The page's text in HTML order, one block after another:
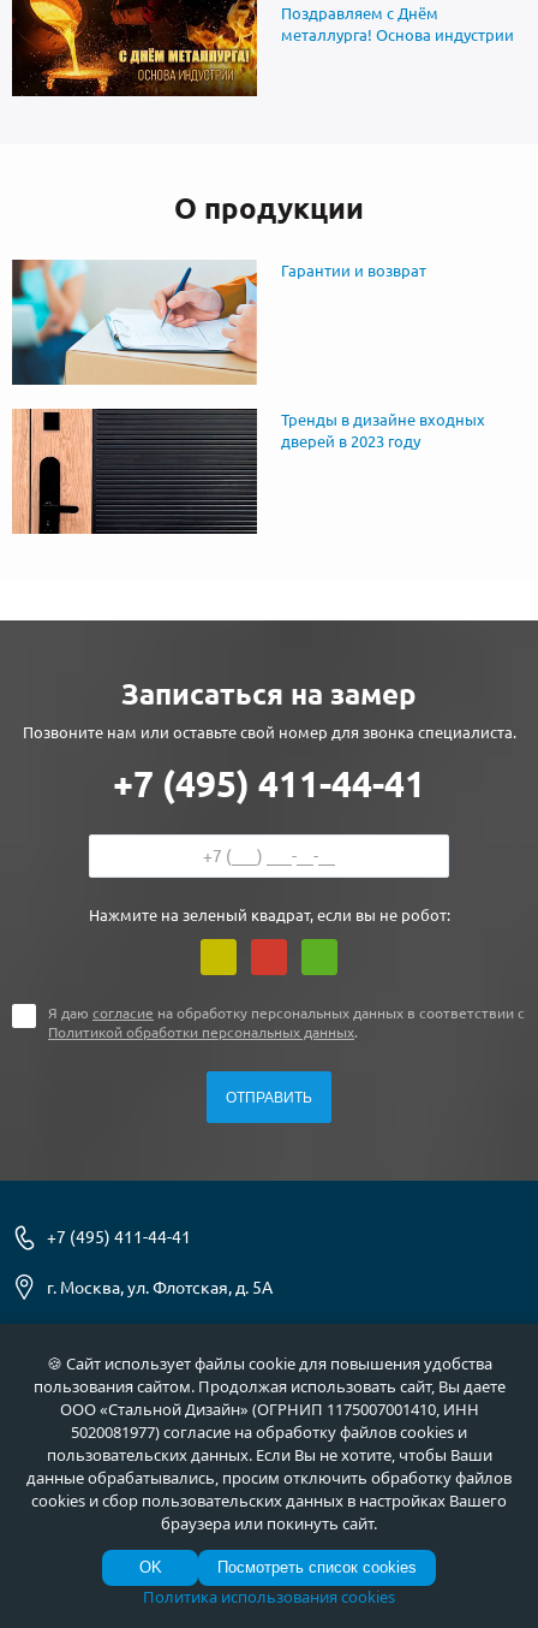
Поздравляем с Днём
металлурга! Основа индустрии
О продукции
Гарантии и возврат
Тренды в дизайне входных
дверей в 2023 году
Записаться на замер
Позвоните нам или оставьте свой номер для звонка специалиста.
+7 (495) 411-44-41
Нажмите на зеленый квадрат, если вы не робот:
Я даю согласие на обработку персональных данных в соответствии с
Политикой обработки персональных данных.
+7 (495) 411-44-41
г. Москва, ул. Флотская, д. 5А
Найти:
О нас
Как купить
Документы
Фото продукции
🍪 Сайт использует файлы cookie для повышения удобства
пользования сайтом. Продолжая использовать сайт, Вы даете
ООО «Стальной Дизайн» (ОГРНИП 1175007001410, ИНН
5020081977) согласие на обработку файлов cookies и
пользовательских данных. Если Вы не хотите, чтобы Ваши
данные обрабатывались, просим отключить обработку файлов
cookies и сбор пользовательских данных в настройках Вашего
браузера или покинуть сайт.
OK Посмотреть список cookies
Политика использования cookies